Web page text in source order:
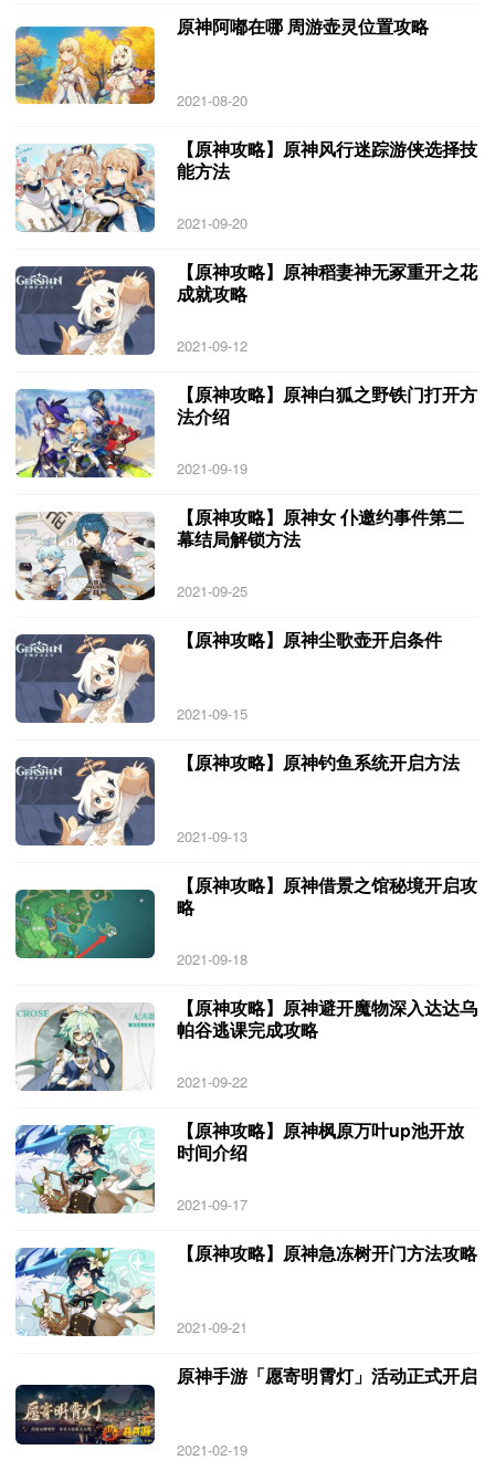
原神阿嘟在哪 周游壶灵位置攻略
2021-08-20
【原神攻略】原神风行迷踪游侠选择技
能方法
2021-09-20
【原神攻略】原神稻妻神无冢重开之花
成就攻略
2021-09-12
【原神攻略】原神白狐之野铁门打开方
法介绍
2021-09-19
【原神攻略】原神女 仆邀约事件第二
幕结局解锁方法
2021-09-25
【原神攻略】原神尘歌壶开启条件
2021-09-15
【原神攻略】原神钓鱼系统开启方法
2021-09-13
【原神攻略】原神借景之馆秘境开启攻
略
2021-09-18
【原神攻略】原神避开魔物深入达达乌
帕谷逃课完成攻略
2021-09-22
【原神攻略】原神枫原万叶up池开放
时间介绍
2021-09-17
【原神攻略】原神急冻树开门方法攻略
2021-09-21
原神手游「愿寄明霄灯」活动正式开启
2021-02-19